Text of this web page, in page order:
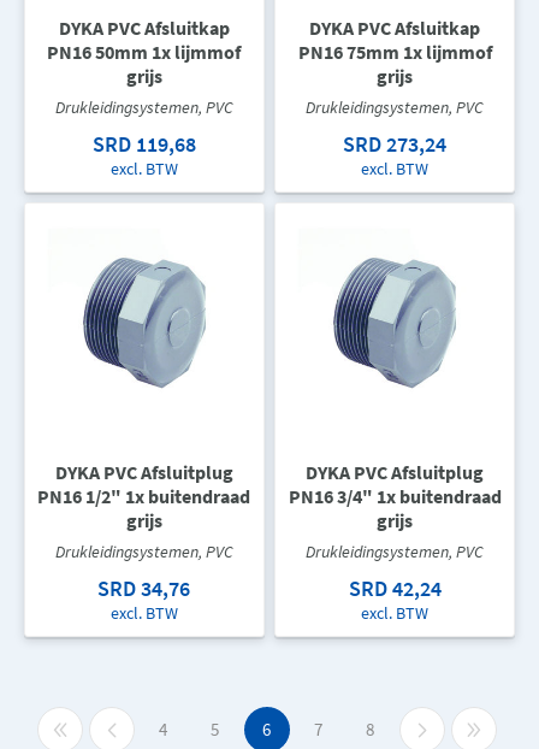
DYKA PVC Afsluitkap
PN16 50mm 1x lijmmof
grijs
Drukleidingsystemen, PVC
SRD 119,68
excl. BTW
DYKA PVC Afsluitkap
PN16 75mm 1x lijmmof
grijs
Drukleidingsystemen, PVC
SRD 273,24
excl. BTW
DYKA PVC Afsluitplug
PN16 1/2" 1x buitendraad
grijs
Drukleidingsystemen, PVC
SRD 34,76
excl. BTW
DYKA PVC Afsluitplug
PN16 3/4" 1x buitendraad
grijs
Drukleidingsystemen, PVC
SRD 42,24
excl. BTW
4 5 6 7 8